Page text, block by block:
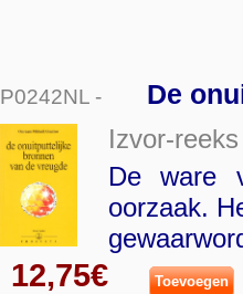
P0242NL - De
Izvor-reeks
De ware
oorzaak.
12,75€ Toevoegen